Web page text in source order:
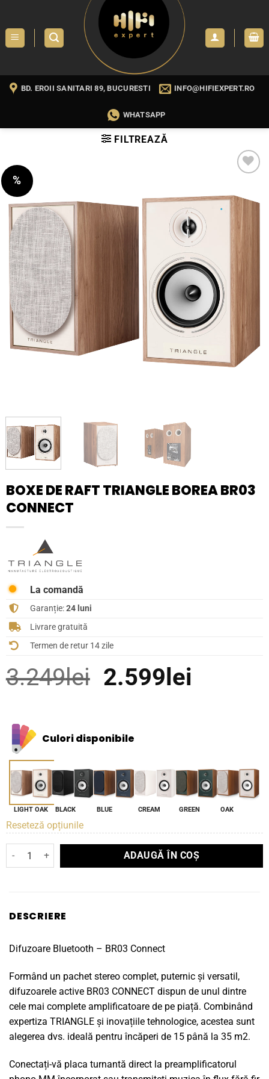
content
BD. EROII SANITARI 89, BUCURESTI INFO@HIFIEXPERT.RO
WHATSAPP
FILTREAZĂ
%
BOXE DE RAFT TRIANGLE BOREA BR03
CONNECT
La comandă
Garanție:24 luni
Livrare gratuită
Termen de retur 14 zile
3.249lei Prețul
fost:
3.249lei.
2.599lei
Culori disponibile
LIGHT OAK BLACK BLUE CREAM GREEN OAK
Reseteză opțiunile
Cantitate Boxe de raft Triangle Borea BR03 CONNECT
ADAUGĂ ÎN COȘ
DESCRIERE
Difuzoare Bluetooth – BR03 Connect
Formând un pachet stereo complet, puternic și versatil,
difuzoarele active BR03 CONNECT dispun de unul dintre
cele mai complete amplificatoare de pe piață. Combinând
expertiza TRIANGLE și inovațiile tehnologice, acestea sunt
alegerea dvs. ideală pentru încăperi de 15 până la 35 m2.
Conectați-vă placa turnantă direct la preamplificatorul